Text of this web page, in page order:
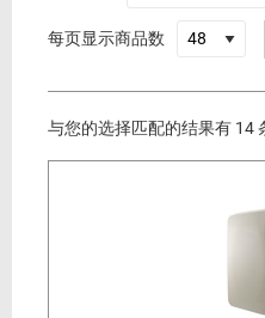
每页显示商品数
与您的选择匹配的结果有 14